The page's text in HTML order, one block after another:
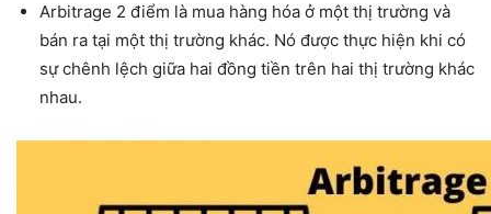
Arbitrage 2 điểm là mua hàng hóa ở một thị trường và
bán ra tại một thị trường khác. Nó được thực hiện khi có
sự chênh lệch giữa hai đồng tiền trên hai thị trường khác
nhau.